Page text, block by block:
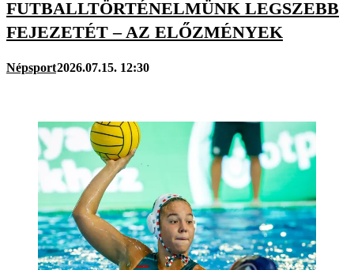
FUTBALLTÖRTÉNELMÜNK LEGSZEBB
FEJEZETÉT – AZ ELŐZMÉNYEK
Népsport2026.07.15. 12:30